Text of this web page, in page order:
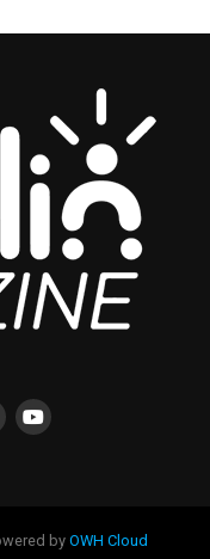
byOWH Cloud